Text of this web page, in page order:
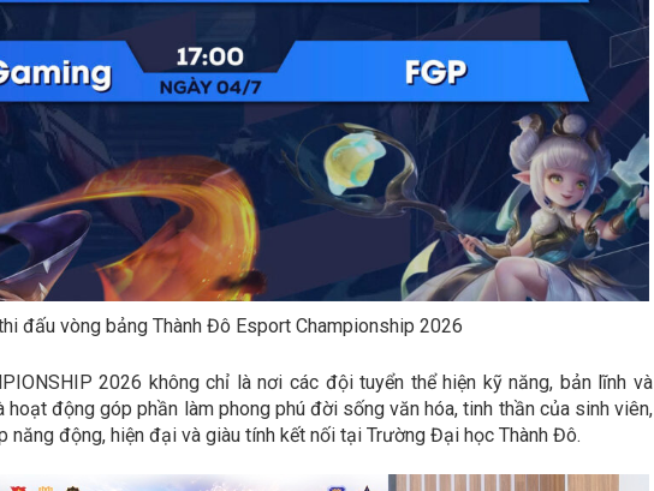
đấu vòng bảng Thành Đô Esport Championship 2026
2026 không chỉ là nơi các đội tuyển thể hiện kỹ năng, bản lĩnh và
động góp phần làm phong phú đời sống văn hóa, tinh thần của sinh viên,
động, hiện đại và giàu tính kết nối tại Trường Đại học Thành Đô.